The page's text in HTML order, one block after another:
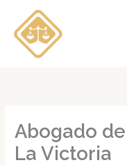
contenido
Abogado
La Victoria